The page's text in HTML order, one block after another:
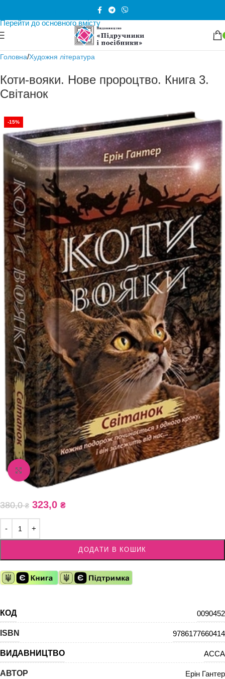
Перейти до основного вмісту
Головна/Художня література
Коти-вояки. Нове пророцтво. Книга 3.
Світанок
-15%
Збільшити зображення
380,0₴ 323,0 ₴
ДОДАТИ В КОШИК
КОД 0090452
ISBN 9786177660414
ВИДАВНИЦТВО АССА
АВТОР Ерін Гантер